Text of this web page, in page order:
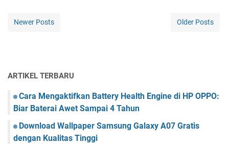
Newer Posts Older Posts
ARTIKEL TERBARU
Cara Mengaktifkan Battery Health Engine di HP OPPO:
Biar Baterai Awet Sampai 4 Tahun
Download Wallpaper Samsung Galaxy A07 Gratis
dengan Kualitas Tinggi